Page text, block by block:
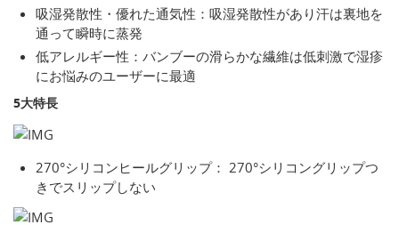
吸湿発散性・優れた通気性：吸湿発散性があり汗は裏地を
通って瞬時に蒸発
低アレルギー性：バンブーの滑らかな繊維は低刺激で湿疹
にお悩みのユーザーに最適
5大特長
270°シリコンヒールグリップ： 270°シリコングリップつ
きでスリップしない